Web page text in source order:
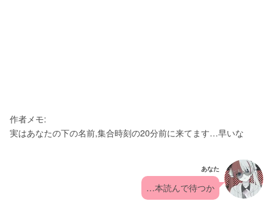
作者メモ:
実はあなたの下の名前,集合時刻の20分前に来てます…早いな
あなた
…本読んで待つか